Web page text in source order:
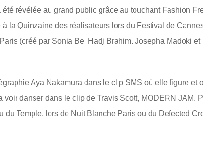
été révélée au grand public grâce au touchant Fashion
à la Quinzaine des réalisateurs lors du Festival de
(créé par Sonia Bel Hadj Brahim, Josepha Madoki
Aya Nakamura dans le clip SMS où elle figure et
voir danser dans le clip de Travis Scott, MODERN JAM.
du Temple, lors de Nuit Blanche Paris ou du Defected